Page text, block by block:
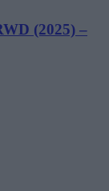
(2025) –